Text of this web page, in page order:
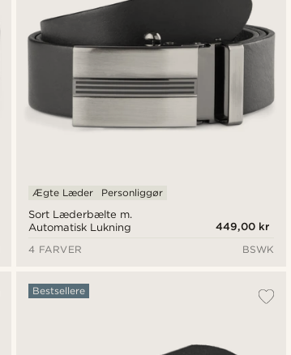
Sort Læderbælte m.
Automatisk Lukning
Ægte Læder Personliggør
449,00 kr
4 FARVER
BSWK
Bestsellere